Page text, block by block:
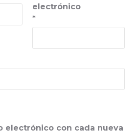
electrónico
*
electrónico con cada nueva